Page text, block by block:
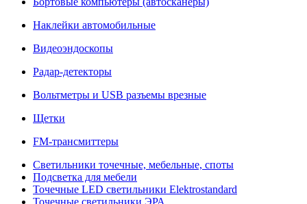
Наклейки автомобильные
Видеоэндоскопы
Радар-детекторы
Вольтметры и USB разъемы врезные
Щетки
FM-трансмиттеры
Светильники точечные, мебельные, споты
Подсветка для мебели
Точечные LED светильники Elektrostandard
Точечные светильники ЭРА